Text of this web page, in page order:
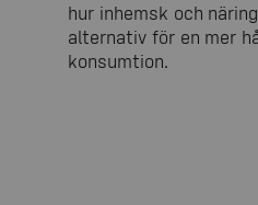
hur inhemsk och
alternativ för en mer
konsumtion.